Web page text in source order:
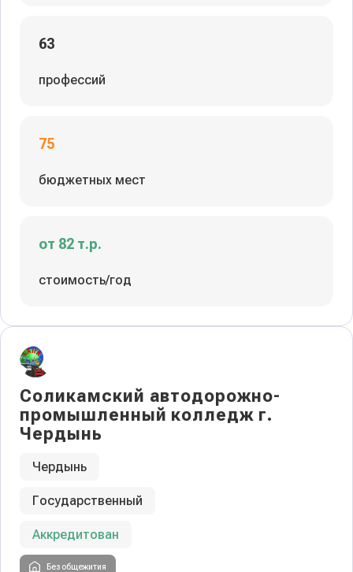
63
профессий
75
бюджетных мест
от 82 т.р.
стоимость/год
Соликамский автодорожно-
промышленный колледж г.
Чердынь
Чердынь
Государственный
Аккредитован
Без общежития